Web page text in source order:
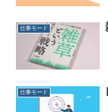
仕事モード
仕事モード